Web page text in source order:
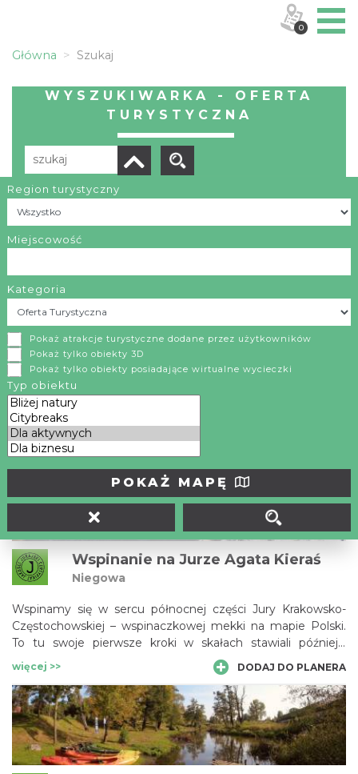
Główna Szukaj
WYSZUKIWARKA - OFERTA
TURYSTYCZNA
Region turystyczny
Miejscowość
Kategoria
Pokaż atrakcje turystyczne dodane przez użytkowników
Pokaż tylko obiekty 3D
Pokaż tylko obiekty posiadające wirtualne wycieczki
Typ obiektu
POKAŻ MAPĘ
Liczba elementów:
Częstochowa
Kursy wspinaczkowe, szkolenia indywidualne, rodzinne,
grupowe w skałach, sekcje wspinaczkowe na sztucznych
ścianach, obozy wspinaczkowe.
więcej >>
Wspinanie na Jurze Agata Kieraś
Niegowa
Wspinamy się w sercu północnej części Jury Krakowsko-
Częstochowskiej – wspinaczkowej mekki na mapie Polski.
To tu swoje pierwsze kroki w skałach stawiali późniejsi
alpiniści i himalaiści. Również dziś wspinanie przyciąga tu
zarówno profesjonalistów, jak i amatorów uprawiania tego
wertykalnego sportu.
więcej >> DODAJ DO PLANERA
0